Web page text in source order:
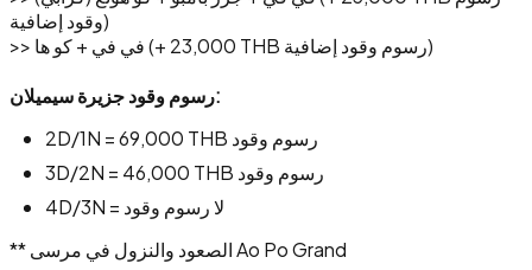
وقود إضافية)
>> في في + كو ها (+ 23,000 THB رسوم وقود إضافية)
رسوم وقود جزيرة سيميلان:
2D/1N = 69,000 THB رسوم وقود
3D/2N = 46,000 THB رسوم وقود
4D/3N = لا رسوم وقود
** الصعود والنزول في مرسى Ao Po Grand